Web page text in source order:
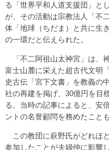
る「世界平和人道支援団」と
が、その活動は宗教法人「不
体「地球（ちだま）と共に生
の一環だと伝えられた。
「不二阿祖山太神宮」は、
富士山麓に栄えた超古代文明
史古伝「宮下文書」を教義の
社の再建を掲げ、30億円を目
る。当時の記事によると、安
ントの名誉顧問を務めたこと
この教団に萩野氏がどれほ
参加したことが夫婦仲に影響